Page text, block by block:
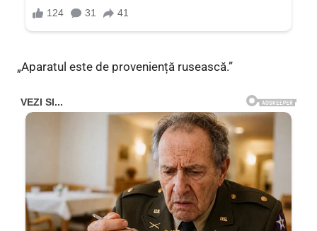
„Aparatul este de proveniență rusească.”